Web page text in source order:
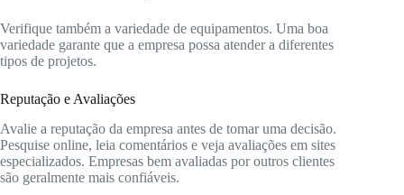
Verifique também a variedade de equipamentos. Uma boa
variedade garante que a empresa possa atender a diferentes
tipos de projetos.
Reputação e Avaliações
Avalie a reputação da empresa antes de tomar uma decisão.
Pesquise online, leia comentários e veja avaliações em sites
especializados. Empresas bem avaliadas por outros clientes
são geralmente mais confiáveis.